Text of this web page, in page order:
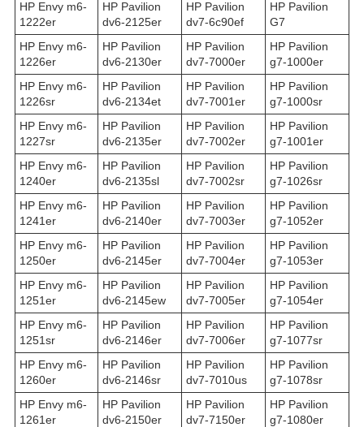
HP Envy m6-
1222er
HP Pavilion
dv6-2125er
HP Pavilion
dv7-6c90ef
HP Pavilion
G7
HP Envy m6-
1226er
HP Pavilion
dv6-2130er
HP Pavilion
dv7-7000er
HP Pavilion
g7-1000er
HP Envy m6-
1226sr
HP Pavilion
dv6-2134et
HP Pavilion
dv7-7001er
HP Pavilion
g7-1000sr
HP Envy m6-
1227sr
HP Pavilion
dv6-2135er
HP Pavilion
dv7-7002er
HP Pavilion
g7-1001er
HP Envy m6-
1240er
HP Pavilion
dv6-2135sl
HP Pavilion
dv7-7002sr
HP Pavilion
g7-1026sr
HP Envy m6-
1241er
HP Pavilion
dv6-2140er
HP Pavilion
dv7-7003er
HP Pavilion
g7-1052er
HP Envy m6-
1250er
HP Pavilion
dv6-2145er
HP Pavilion
dv7-7004er
HP Pavilion
g7-1053er
HP Envy m6-
1251er
HP Pavilion
dv6-2145ew
HP Pavilion
dv7-7005er
HP Pavilion
g7-1054er
HP Envy m6-
1251sr
HP Pavilion
dv6-2146er
HP Pavilion
dv7-7006er
HP Pavilion
g7-1077sr
HP Envy m6-
1260er
HP Pavilion
dv6-2146sr
HP Pavilion
dv7-7010us
HP Pavilion
g7-1078sr
HP Envy m6-
1261er
HP Pavilion
dv6-2150er
HP Pavilion
dv7-7150er
HP Pavilion
g7-1080er